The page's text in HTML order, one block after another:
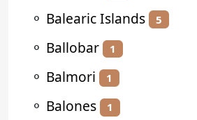
⚬ Balearic Islands 5
⚬ Ballobar 1
⚬ Balmori 1
⚬ Balones 1